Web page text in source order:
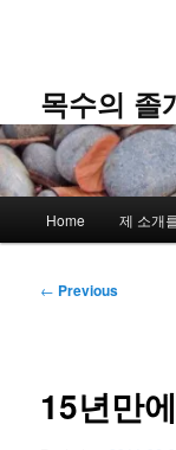
content목수의 졸
Home 제 소개
Post
← Previous
15년만